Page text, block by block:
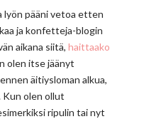
lyön pääni vetoa etten
ja konfetteja-blogin
aikana siitä,haittaako
olen itse jäänyt
äitiysloman alkua,
olen ollut
ripulin tai nyt